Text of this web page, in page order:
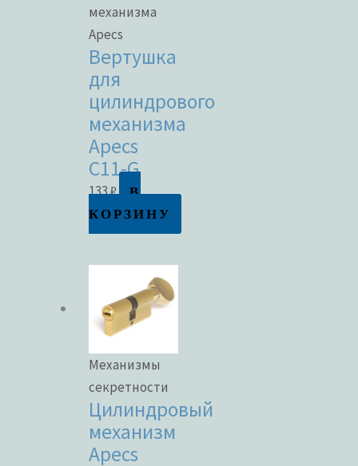
механизма
Apecs
Вертушка
для
цилиндрового
механизма
Apecs
C11-G
133₽
В
КОРЗИНУ
Механизмы
секретности
Цилиндровый
механизм
Apecs